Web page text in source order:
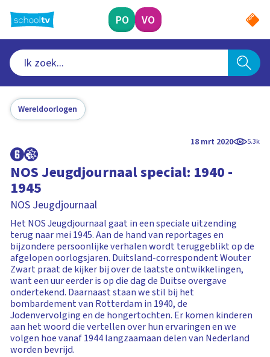
naar
hoofdinhoud
PO VO
Wereldoorlogen
18 mrt 2020 5.3k
NOS Jeugdjournaal special: 1940 -
1945
NOS Jeugdjournaal
Het NOS Jeugdjournaal gaat in een speciale uitzending
terug naar mei 1945. Aan de hand van reportages en
bijzondere persoonlijke verhalen wordt teruggeblikt op de
afgelopen oorlogsjaren. Duitsland-correspondent Wouter
Zwart praat de kijker bij over de laatste ontwikkelingen,
want een uur eerder is op die dag de Duitse overgave
ondertekend. Daarnaast staan we stil bij het
bombardement van Rotterdam in 1940, de
Jodenvervolging en de hongertochten. Er komen kinderen
aan het woord die vertellen over hun ervaringen en we
volgen hoe vanaf 1944 langzaamaan delen van Nederland
worden bevrijd.